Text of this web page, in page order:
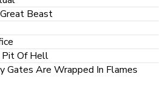
Beast
Pit Of Hell
Gates Are Wrapped In Flames